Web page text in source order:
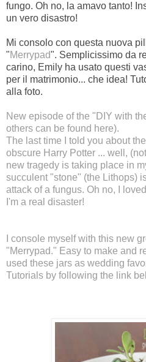
fungo. Oh no, la amavo tanto!
un vero disastro!
Mi consolo con questa nuova
"Merrypad". Semplicissimo da
carino, Emily ha usato questi
per il matrimonio... che idea!
alla foto.
New episode of the "DIY with
others can be found here).
The last time I told you about
obscure Harry Potter ... well,
new tragedy is taking place in
succulent "stone" (the
Lithops)
attack of a fungus. Oh no, I
I'm a real disaster!
I console myself with this new g
"Merrypad." Easy to make and
used these jars as wedding
Tutorials by following the link